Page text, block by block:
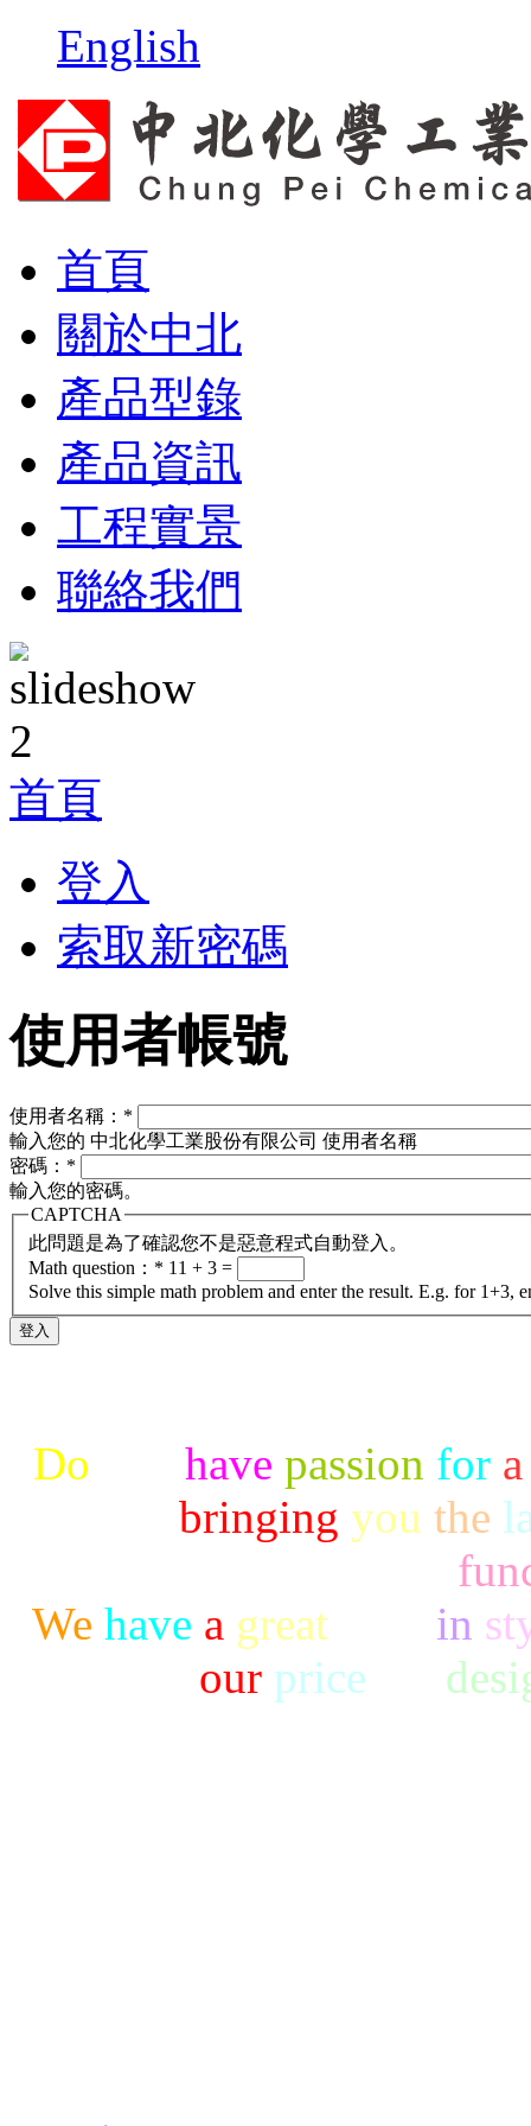
English
首頁
關於中北
產品型錄
產品資訊
工程實景
聯絡我們
首頁
登入
索取新密碼
使用者帳號
使用者名稱： *
輸入您的 中北化學工業股份有限公司 使用者名稱
密碼： *
輸入您的密碼。
CAPTCHA
此問題是為了確認您不是惡意程式自動登入。
Math question： * 11 + 3 =
Solve this simple math problem and enter the result. E.g. for 1+3,
Do have passion for a
bringing you the
We have a great in
our price